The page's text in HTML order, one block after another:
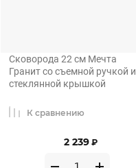
Сковорода 22 см Мечта
Гранит со съемной ручкой и
стеклянной крышкой
2 239 ₽
К сравнению